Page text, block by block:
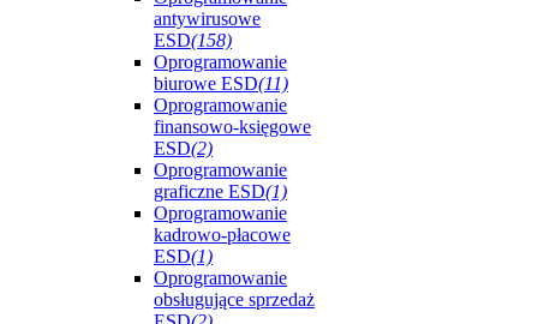
antywirusowe
ESD(158)
Oprogramowanie
biurowe ESD(11)
Oprogramowanie
finansowo-księgowe
ESD(2)
Oprogramowanie
graficzne ESD(1)
Oprogramowanie
kadrowo-płacowe
ESD(1)
Oprogramowanie
obsługujące sprzedaż